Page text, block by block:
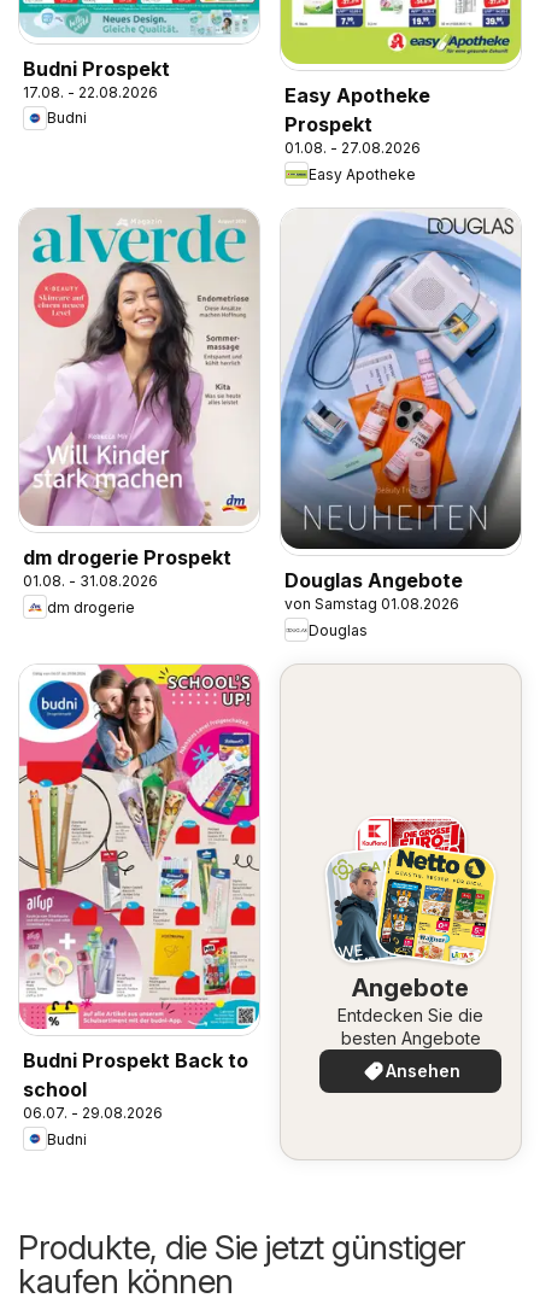
Budni Prospekt
17.08. - 22.08.2026
Budni
Easy Apotheke
Prospekt
01.08. - 27.08.2026
Easy Apotheke
dm drogerie Prospekt
01.08. - 31.08.2026
dm drogerie
Douglas Angebote
von Samstag 01.08.2026
Douglas
Budni Prospekt Back to
school
06.07. - 29.08.2026
Budni
Angebote
Entdecken Sie die
besten Angebote
Ansehen
Produkte, die Sie jetzt günstiger
kaufen können